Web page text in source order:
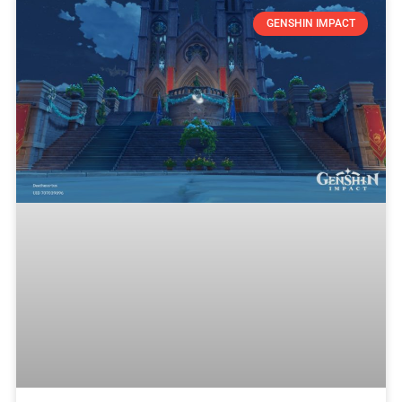
GENSHIN IMPACT